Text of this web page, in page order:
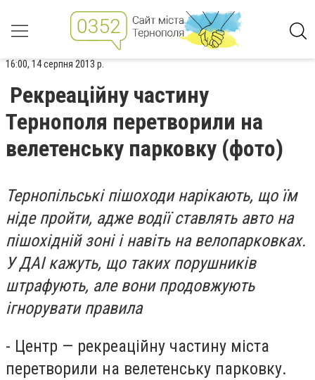
16:00, 14 серпня 2013 р.
Рекреаційну частину
Тернополя перетворили на
велетенську парковку (фото)
Тернопільські пішоходи нарікають, що їм
ніде пройти, адже водії ставлять авто на
пішохідній зоні і навіть на велопарковках.
У ДАІ кажуть, що таких порушників
штрафують, але вони продовжують
ігнорувати правила
- Центр — рекреаційну частину міста
перетворили на велетенську парковку.